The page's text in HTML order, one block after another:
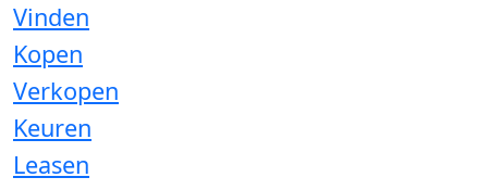
Vinden
Kopen
Verkopen
Keuren
Leasen